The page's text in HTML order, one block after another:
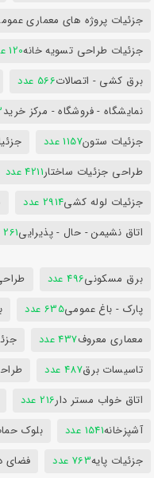
جزئیات پروژه های معماری
جزئیات طراحی تسویه خانه120 عدد
برق کشی - اتصالات566 عدد
نمایشگاه - فروشگاه - مرکز خرید
جزئیات ستون1157 عدد
طراحی جزئیات ساختار4211 عدد
جزئیات لوله کشی2914 عدد
اتاق نشیمن - حال - پذیرایی261 عدد
برق مسکونی496 عدد
پارک - باغ عمومی635 عدد
معماری معروف437 عدد
تاسیسات برق487 عدد
اتاق خواب مستر دار216 عدد
آشپزخانه1541 عدد بلوک
جزئیات پایه763 عدد فضای